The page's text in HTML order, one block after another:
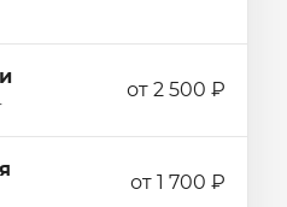
от 2 500 ₽
от 1 700 ₽